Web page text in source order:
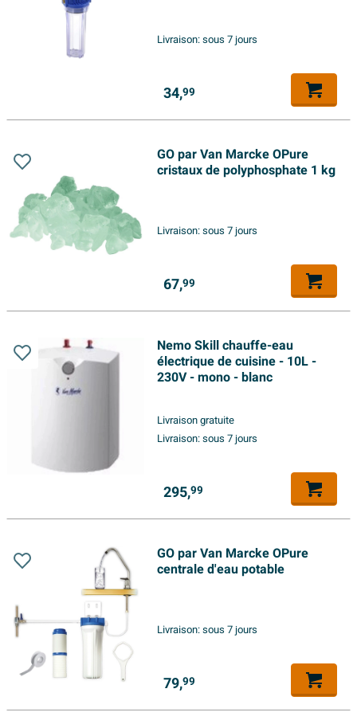
Livraison:sous 7 jours
34,99
GO par Van Marcke OPure
cristaux de polyphosphate 1 kg
Livraison:sous 7 jours
67,99
Nemo Skill chauffe-eau
électrique de cuisine - 10L -
230V - mono - blanc
Livraison gratuite
Livraison:sous 7 jours
295,99
GO par Van Marcke OPure
centrale d'eau potable
Livraison:sous 7 jours
79,99